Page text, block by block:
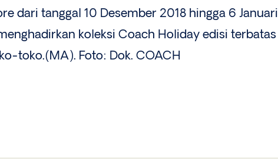
dari tanggal 10 Desember 2018 hingga 6 Januari
koleksi Coach Holiday edisi terbatas
toko.(MA). Foto: Dok. COACH